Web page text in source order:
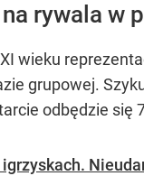
rywala w
wieku
grupowej.
odbędzie się